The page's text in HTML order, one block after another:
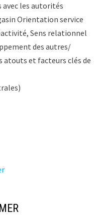
les autorités
Orientation service
Sens relationnel
des autres/
atouts et facteurs clés de